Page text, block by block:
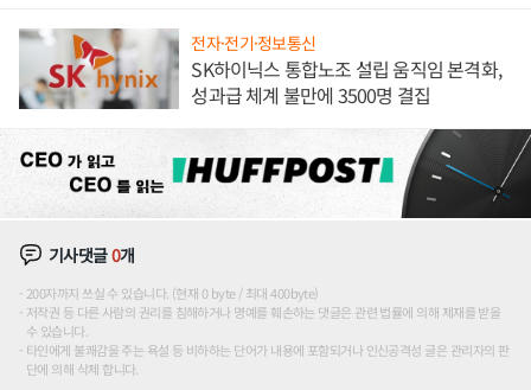
전자·전기·정보통신
SK하이닉스 통합노조 설립 움직임 본격화,
성과급 체계 불만에 3500명 결집
기사댓글0개
200자까지 쓰실 수 있습니다. (현재 0 byte / 최대 400byte)
저작권 등 다른 사람의 권리를 침해하거나 명예를 훼손하는 댓글은 관련 법률에 의해 제재를 받을
수 있습니다.
타인에게 불쾌감을 주는 욕설 등 비하하는 단어가 내용에 포함되거나 인신공격성 글은 관리자의 판
단에 의해 삭제 합니다.